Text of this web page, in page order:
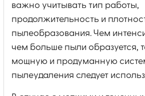
важно учитывать тип работы,
продолжительность и
пылеобразования. Чем
чем больше пыли образуется,
мощную и продуманную
пылеудаления следует